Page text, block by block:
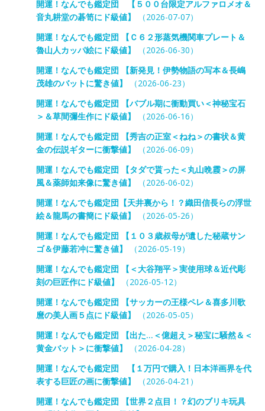
開運！なんでも鑑定団 【５００台限定アルファロメオ＆
音丸耕堂の碁笥にド級値】
（2026-07-07）
開運！なんでも鑑定団 【Ｃ６２形蒸気機関車プレート＆
魯山人カッパ絵にド級値】
（2026-06-30）
開運！なんでも鑑定団 【新発見！伊勢物語の写本＆長嶋
茂雄のバットに驚き値】
（2026-06-23）
開運！なんでも鑑定団 【バブル期に衝動買い＜神秘宝石
＞＆草間彌生作にド級値】
（2026-06-16）
開運！なんでも鑑定団 【秀吉の正室＜ねね＞の書状＆黄
金の伝説ギターに衝撃値】
（2026-06-09）
開運！なんでも鑑定団 【タダで貰った＜丸山晩霞＞の屏
風＆薬師如来像に驚き値】
（2026-06-02）
開運！なんでも鑑定団【天井裏から！？織田信長らの浮世
絵＆龍馬の書簡にド級値】
（2026-05-26）
開運！なんでも鑑定団 【１０３歳叔母が遺した秘蔵サン
ゴ＆伊藤若冲に驚き値】
（2026-05-19）
開運！なんでも鑑定団 【＜大谷翔平＞実使用球＆近代彫
刻の巨匠作にド級値】
（2026-05-12）
開運！なんでも鑑定団 【サッカーの王様ペレ＆喜多川歌
麿の美人画５点にド級値】
（2026-05-05）
開運！なんでも鑑定団 【出た…＜億超え＞秘宝に騒然＆＜
黄金バット＞に衝撃値】
（2026-04-28）
開運！なんでも鑑定団 【１万円で購入！日本洋画界を代
表する巨匠の画に衝撃値】
（2026-04-21）
開運！なんでも鑑定団 【世界２点目！？幻のブリキ玩具